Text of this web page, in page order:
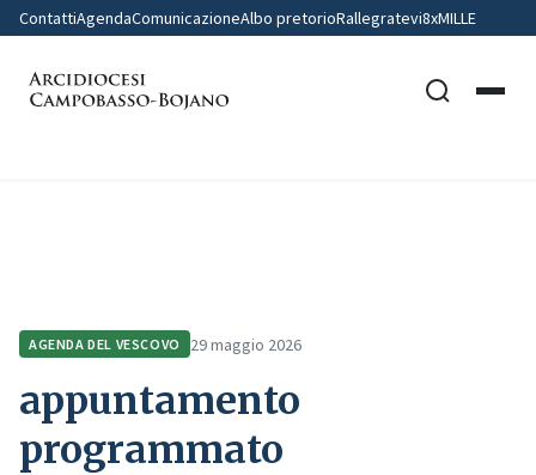
ContattiAgendaComunicazioneAlbo pretorioRallegratevi8xMILLE
AGENDA DEL VESCOVO 29 maggio 2026
appuntamento
programmato